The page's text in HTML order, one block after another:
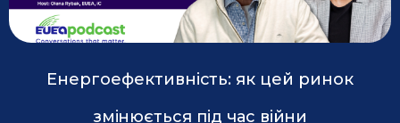
Енергоефективність: як цей ринок
змінюється під час війни